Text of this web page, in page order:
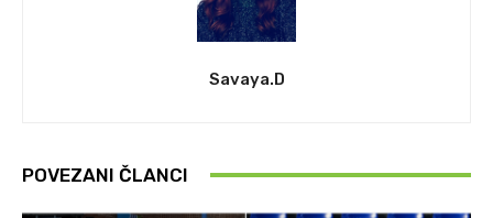
Savaya.D
POVEZANI ČLANCI